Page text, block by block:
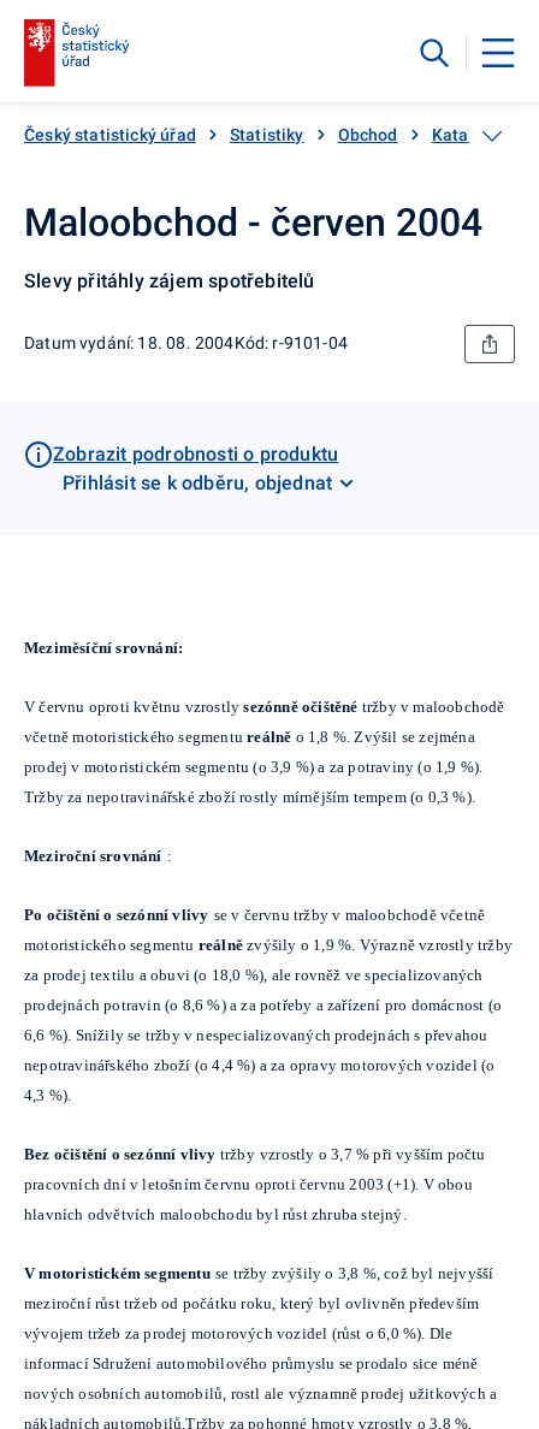
Český statistický úřad Statistiky Obchod Katalog
Maloobchod - červen 2004
Slevy přitáhly zájem spotřebitelů
Datum vydání: 18. 08. 2004Kód: r-9101-04
Zobrazit podrobnosti o produktu
Přihlásit se k odběru, objednat
Meziměsíční srovnání:
V červnu oproti květnu vzrostlysezónně očištěné tržby v maloobchodě
včetně motoristického segmentureálně o 1,8 %. Zvýšil se zejména
prodej v motoristickém segmentu (o 3,9 %) a za potraviny (o 1,9 %).
Tržby za nepotravinářské zboží rostly mírnějším tempem (o 0,3 %).
Meziroční srovnání :
Po očištění o sezónní vlivy se v červnu tržby v maloobchodě včetně
motoristického segmentu reálnězvýšily o 1,9 %. Výrazně vzrostly tržby
za prodej textilu a obuvi (o 18,0 %), ale rovněž ve specializovaných
prodejnách potravin (o 8,6 %) a za potřeby a zařízení pro domácnost (o
6,6 %). Snížily se tržby v nespecializovaných prodejnách s převahou
nepotravinářského zboží (o 4,4 %) a za opravy motorových vozidel (o
4,3 %).
Bez očištění o sezónní vlivy tržby vzrostly o 3,7 % při vyšším počtu
pracovních dní v letošním červnu oproti červnu 2003 (+1). V obou
hlavních odvětvích maloobchodu byl růst zhruba stejný.
V motoristickém segmentu se tržby zvýšily o 3,8 %, což byl nejvyšší
meziroční růst tržeb od počátku roku, který byl ovlivněn především
vývojem tržeb za prodej motorových vozidel (růst o 6,0 %). Dle
informací Sdružení automobilového průmyslu se prodalo sice méně
nových osobních automobilů, rostl ale významně prodej užitkových a
nákladních automobilů.Tržby za pohonné hmoty vzrostly o 3,8 %,